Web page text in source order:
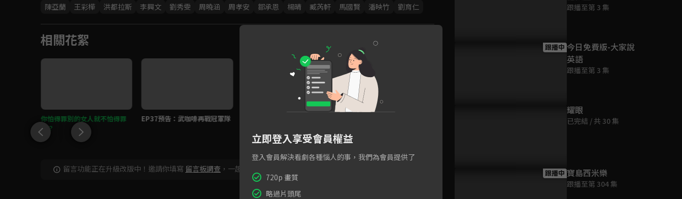
Video
陳亞蘭 王彩樺 洪都拉斯 李興文 劉秀雯 周曉涵 周孝安 鄒承恩 楊晴 臧芮軒 馬國賢 潘映竹 劉育仁
相關花絮
你怕得罪別的女人就不怕得罪
我？
EP37預告：武咖啡再戰冠軍隊 EP36預告：我就是討厭維托！
留言功能正在升級改版中！邀請你填寫 留言板調查 ，一起共創新版留言功能！
跟播至第 3 集
跟播中 今日免費版-大家說
英語
跟播至第 3 集
耀眼
已完結 / 共 30 集
跟播中 寶島西米樂
跟播至第 304 集
立即登入享受會員權益
登入會員解決看劇各種惱人的事，我們為會員提供了
720p 畫質
略過片頭尾